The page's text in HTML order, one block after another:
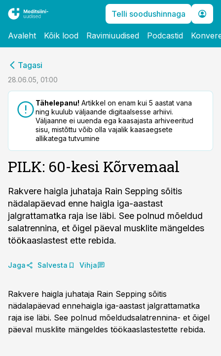
Telli soodushinnaga
Avaleht Kõik lood Ravimiuudised Podcastid
Tagasi
28.06.05, 01:00
Tähelepanu! Artikkel on enam kui 5 aastat vana
ning kuulub väljaande digitaalsesse arhiivi.
Väljaanne ei uuenda ega kaasajasta arhiveeritud
sisu, mistõttu võib olla vajalik kaasaegsete
allikatega tutvumine
PILK: 60-kesi Kõrvemaal
Rakvere haigla juhataja Rain Sepping sõitis
nädalapäevad enne haigla iga-aastast
jalgrattamatka raja ise läbi. See polnud mõeldud
salatrennina, et õigel päeval musklite mängeldes
töökaaslastest ette rebida.
Jaga Salvesta Vihja
Rakvere haigla juhataja Rain Sepping sõitis
nädalapäevad ennehaigla iga-aastast jalgrattamatka
raja ise läbi. See polnud mõeldudsalatrennina- et õigel
päeval musklite mängeldes töökaaslastestette rebida.